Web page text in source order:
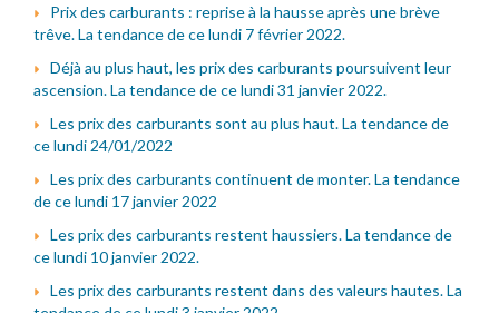
Prix des carburants : reprise à la hausse après une brève
trêve. La tendance de ce lundi 7 février 2022.
Déjà au plus haut, les prix des carburants poursuivent leur
ascension. La tendance de ce lundi 31 janvier 2022.
Les prix des carburants sont au plus haut. La tendance de
ce lundi 24/01/2022
Les prix des carburants continuent de monter. La tendance
de ce lundi 17 janvier 2022
Les prix des carburants restent haussiers. La tendance de
ce lundi 10 janvier 2022.
Les prix des carburants restent dans des valeurs hautes. La